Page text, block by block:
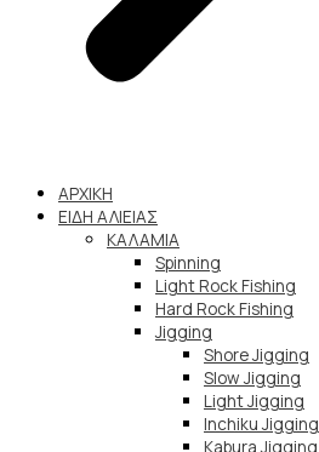
ΑΡΧΙΚΗ
ΕΙΔΗ ΑΛΙΕΙΑΣ
ΚΑΛΑΜΙΑ
Spinning
Light Rock Fishing
Hard Rock Fishing
Jigging
Shore Jigging
Slow Jigging
Light Jigging
Inchiku Jigging
Kabura Jigging